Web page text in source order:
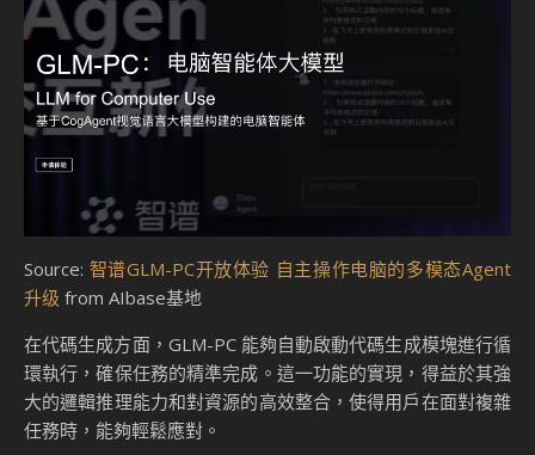
Source: 智谱GLM-PC开放体验 自主操作电脑的多模态Agent
升级 from AIbase基地
在代碼生成方面，GLM-PC 能夠自動啟動代碼生成模塊進行循
環執行，確保任務的精準完成。這一功能的實現，得益於其強
大的邏輯推理能力和對資源的高效整合，使得用戶在面對複雜
任務時，能夠輕鬆應對。